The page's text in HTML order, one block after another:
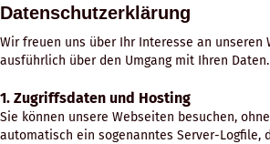
Datenschutzerklärung
Wir freuen uns über Ihr Interesse an
ausführlich über den Umgang mit Ihren Daten.
1. Zugriffsdaten und Hosting
Sie können unsere Webseiten besuchen,
automatisch ein sogenanntes Server-Logfile,